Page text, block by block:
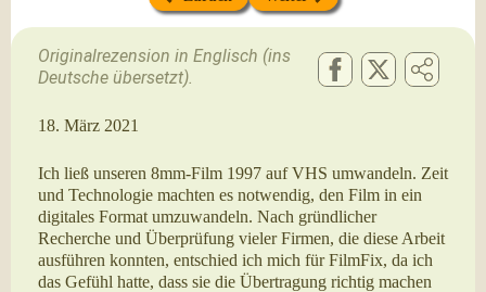
Originalrezension in Englisch (ins
Deutsche übersetzt).
18. März 2021
Ich ließ unseren 8mm-Film 1997 auf VHS umwandeln. Zeit
und Technologie machten es notwendig, den Film in ein
digitales Format umzuwandeln. Nach gründlicher
Recherche und Überprüfung vieler Firmen, die diese Arbeit
ausführen konnten, entschied ich mich für FilmFix, da ich
das Gefühl hatte, dass sie die Übertragung richtig machen